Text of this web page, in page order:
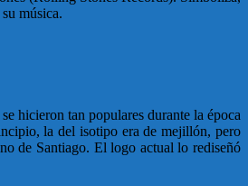
música.
hicieron tan populares durante la época
la del isotipo era de mejillón, pero
de Santiago. El logo actual lo rediseñó